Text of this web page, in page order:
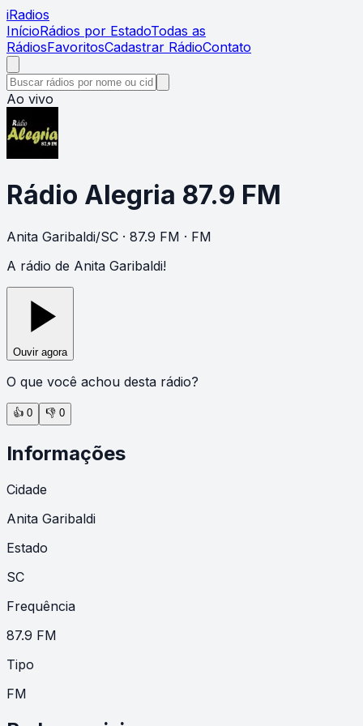
iRadios
InícioRádios por EstadoTodas as
RádiosFavoritosCadastrar RádioContato
Ao vivo
Rádio Alegria 87.9 FM
Anita Garibaldi/SC · 87.9 FM · FM
A rádio de Anita Garibaldi!
Ouvir agora
O que você achou desta rádio?
👍 0 👎 0
Informações
Cidade
Anita Garibaldi
Estado
SC
Frequência
87.9 FM
Tipo
FM